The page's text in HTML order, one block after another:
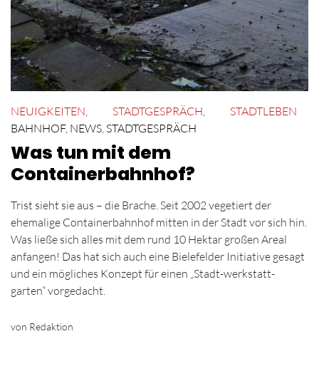
NEUIGKEITEN STADTGESPRÄCH
STADTLEBEN
BAHNHOF, NEWS STADTGESPRÄCH
Was tun mit dem
Containerbahnhof?
Trist sieht sie aus – die Brache. Seit 2002 vegetiert der
ehemalige Containerbahnhof mitten in der Stadt vor sich hin.
Was ließe sich alles mit dem rund 10 Hektar großen Areal
anfangen! Das hat sich auch eine Bielefelder Initiative gesagt
und ein mögliches Konzept für einen „Stadt-werkstatt-
garten“ vorgedacht.
von Redaktion